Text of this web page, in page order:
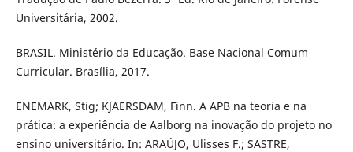
Universitária, 2002.
BRASIL. Ministério da Educação. Base Nacional Comum
Curricular. Brasília, 2017.
ENEMARK, Stig; KJAERSDAM, Finn. A APB na teoria e na
prática: a experiência de Aalborg na inovação do projeto no
ensino universitário. In: ARAÚJO, Ulisses F.; SASTRE,